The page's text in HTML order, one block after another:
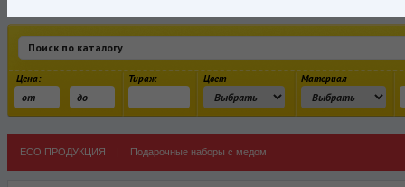
Цена: Тираж Цвет Материал
ECO ПРОДУКЦИЯ | Подарочные наборы с медом